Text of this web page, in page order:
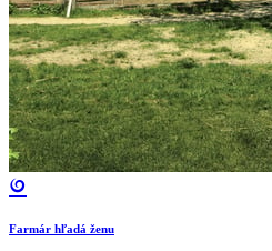
Farmár hľadá ženu